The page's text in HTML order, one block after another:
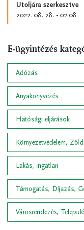
Utoljára szerkesztve
2022. 08. 28. - 02:08
E-ügyintézés
Adózás
Anyakönyvezés
Hatósági eljárások
Környezetvédelem,
Lakás, ingatlan
Támogatás, Díjazás,
Városrendezés,